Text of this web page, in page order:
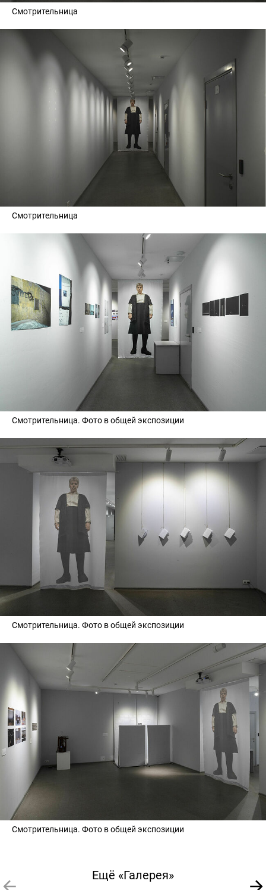
Смотрительница
Смотрительница
Смотрительница. Фото в общей экспозиции
Смотрительница. Фото в общей экспозиции
Смотрительница. Фото в общей экспозиции
Ещё «Галерея»